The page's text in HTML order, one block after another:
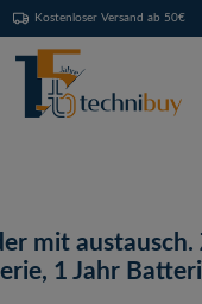
Kostenloser Versand ab 50€
mit austausch.
1 Jahr